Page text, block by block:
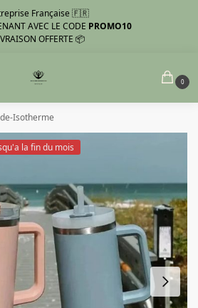
Française 🇫🇷
AVEC LE CODE PROMO10
OFFERTE 📦
0
Isotherme
la fin du mois